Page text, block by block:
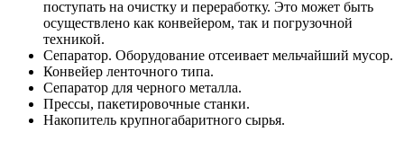
поступать на очистку и переработку. Это может быть
осуществлено как конвейером, так и погрузочной
техникой.
Сепаратор. Оборудование отсеивает мельчайший мусор.
Конвейер ленточного типа.
Сепаратор для черного металла.
Прессы, пакетировочные станки.
Накопитель крупногабаритного сырья.